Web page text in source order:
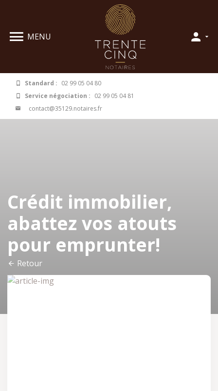
MENU
Standard : 02 99 05 04 80
Service négociation : 02 99 05 04 81
contact@35129.notaires.fr
Crédit immobilier,
abattez vos atouts
pour emprunter!
Retour
Panneau de gestion des cookies